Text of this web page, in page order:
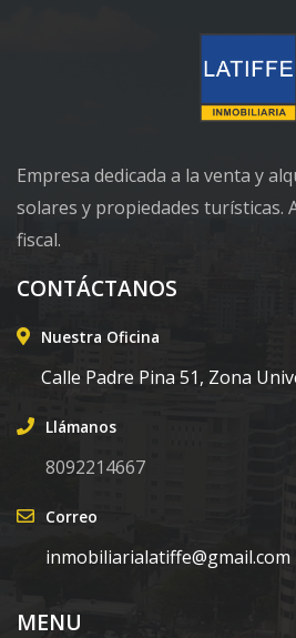
Empresa dedicada a la venta y
solares y propiedades turísticas.
fiscal.
CONTÁCTANOS
Nuestra Oficina
Calle Padre Pina 51, Zona
Llámanos
8092214667
Correo
inmobiliarialatiffe@gmail.com
MENU